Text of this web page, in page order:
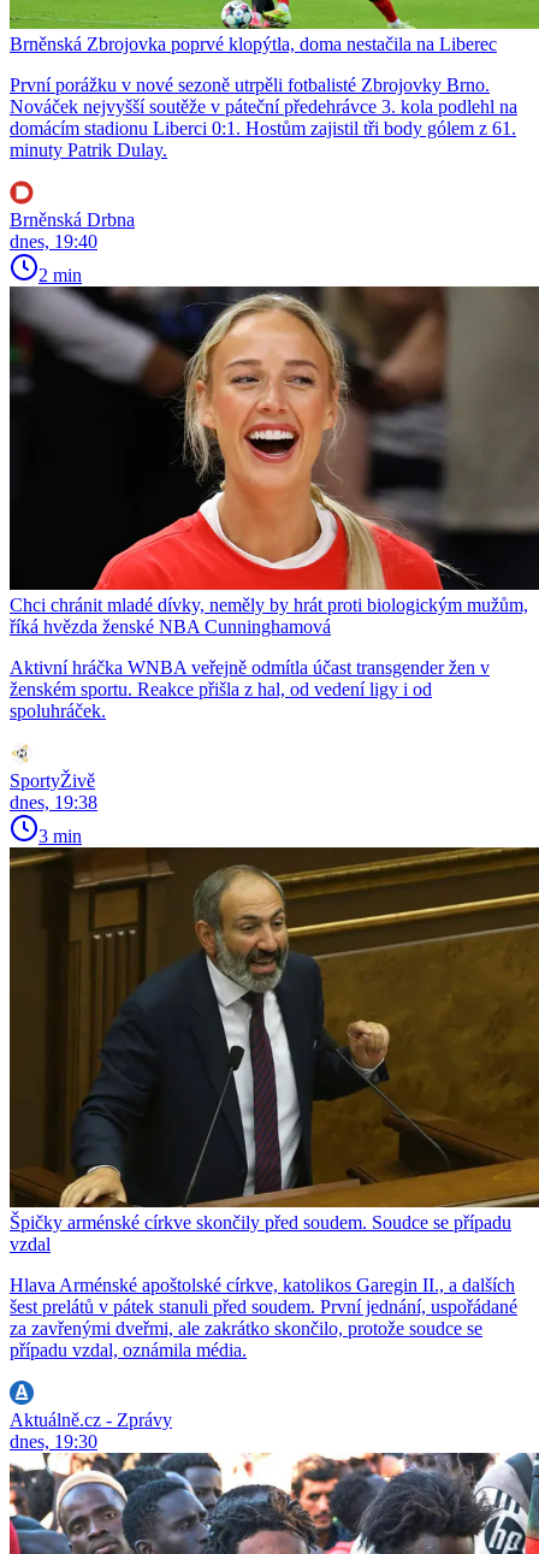
Brněnská Zbrojovka poprvé klopýtla, doma nestačila na Liberec
První porážku v nové sezoně utrpěli fotbalisté Zbrojovky Brno.
Nováček nejvyšší soutěže v páteční předehrávce 3. kola podlehl na
domácím stadionu Liberci 0:1. Hostům zajistil tři body gólem z 61.
minuty Patrik Dulay.
Brněnská Drbna
dnes, 19:40
2 min
Chci chránit mladé dívky, neměly by hrát proti biologickým mužům,
říká hvězda ženské NBA Cunninghamová
Aktivní hráčka WNBA veřejně odmítla účast transgender žen v
ženském sportu. Reakce přišla z hal, od vedení ligy i od
spoluhráček.
SportyŽivě
dnes, 19:38
3 min
Špičky arménské církve skončily před soudem. Soudce se případu
vzdal
Hlava Arménské apoštolské církve, katolikos Garegin II., a dalších
šest prelátů v pátek stanuli před soudem. První jednání, uspořádané
za zavřenými dveřmi, ale zakrátko skončilo, protože soudce se
případu vzdal, oznámila média.
Aktuálně.cz - Zprávy
dnes, 19:30